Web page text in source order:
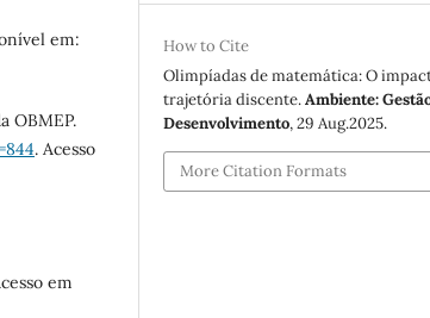
em:
OBMEP.
. Acesso
em
How to Cite
Olimpíadas de matemática: O
trajetória discente.Ambiente:
Desenvolvimento, 29 Aug.2025.
More Citation Formats